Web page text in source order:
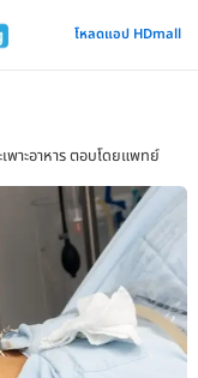
โหลดแอป HDmall
าะอาหาร ตอบโดยแพทย์